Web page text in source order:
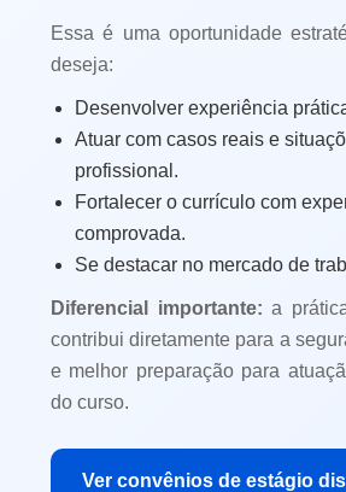
Essa é uma oportunidade
deseja:
Desenvolver experiência
Atuar com casos reais e
profissional.
Fortalecer o currículo com
comprovada.
Se destacar no mercado de
Diferencial importante: a
contribui diretamente para a
e melhor preparação para
do curso.
Ver convênios de estágio